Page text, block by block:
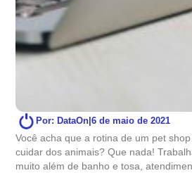
Por: DataOn |6 de maio de 2021
Você acha que a rotina de um pet
cuidar dos animais? Que nada!
muito além de banho e tosa,